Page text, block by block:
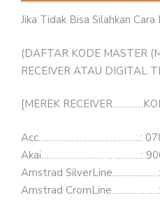
Jika Tidak Bisa Silahkan Cara
(DAFTAR KODE MASTER
RECEIVER ATAU DIGITAL
[MEREK
Acc………………………………….:
Akai…………………………………:
Amstrad
Amstrad